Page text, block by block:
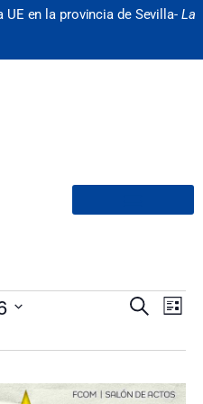
en la provincia de Sevilla- La
de
Buscar
de
Lista